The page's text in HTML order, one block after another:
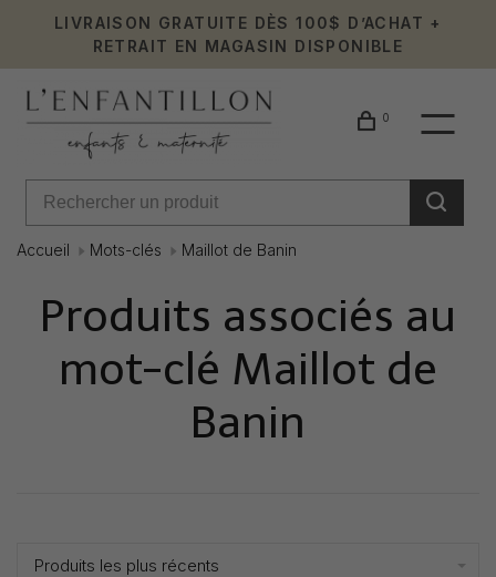
LIVRAISON GRATUITE DÈS 100$ D’ACHAT +
RETRAIT EN MAGASIN DISPONIBLE
0
Accueil Mots-clés Maillot de Banin
Produits associés au
mot-clé Maillot de
Banin
Produits les plus récents